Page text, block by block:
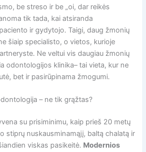
be streso ir be „oi, dar reikės
tik tada, kai atsiranda
ir gydytojo. Taigi, daug žmonių
šiaip specialisto, o vietos, kurioje
Ne veltui vis daugiau žmonių
odontologijos klinika– tai vieta, kur ne
bet ir pasirūpinama žmogumi.
– ne tik grąžtas?
su prisiminimu, kaip prieš 20 metų
stiprų nuskausminamąjį, baltą chalatą ir
viskas pasikeitė. Modernios